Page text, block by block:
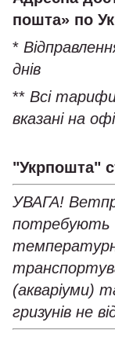
пошта» по
*
днів
** Всі
вказані на
"Укрпошта"
УВАГА!
потребують
(акваріуми)
гризунів не